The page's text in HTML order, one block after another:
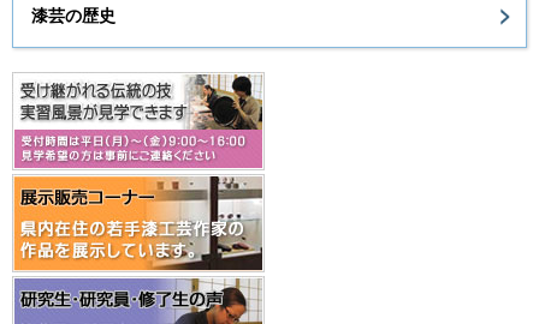
漆芸の歴史